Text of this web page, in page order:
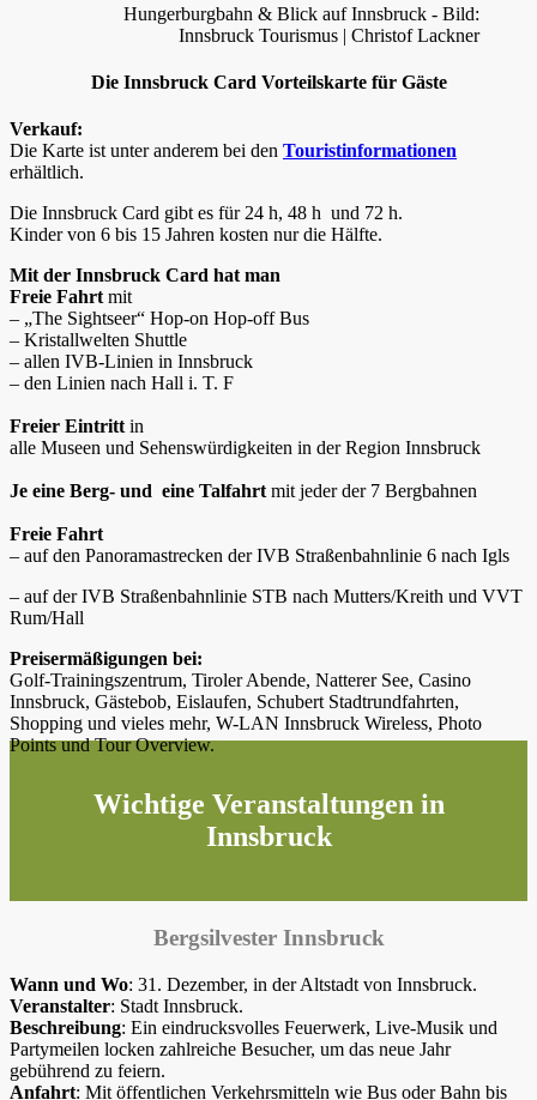
Hungerburgbahn & Blick auf Innsbruck - Bild:
Innsbruck Tourismus | Christof Lackner
Die Innsbruck Card Vorteilskarte für Gäste
Verkauf:
Die Karte ist unter anderem bei den Touristinformationen
erhältlich.
Die Innsbruck Card gibt es für 24 h, 48 h und 72 h.
Kinder von 6 bis 15 Jahren kosten nur die Hälfte.
Mit der Innsbruck Card hat man
Freie Fahrt mit
– „The Sightseer“ Hop-on Hop-off Bus
– Kristallwelten Shuttle
– allen IVB-Linien in Innsbruck
– den Linien nach Hall i. T. F
Freier Eintritt in
alle Museen und Sehenswürdigkeiten in der Region Innsbruck
Je eine Berg- und eine Talfahrt mit jeder der 7 Bergbahnen
Freie Fahrt
– auf den Panoramastrecken der IVB Straßenbahnlinie 6 nach Igls
– auf der IVB Straßenbahnlinie STB nach Mutters/Kreith und VVT
Rum/Hall
Preisermäßigungen bei:
Golf-Trainingszentrum, Tiroler Abende, Natterer See, Casino
Innsbruck, Gästebob, Eislaufen, Schubert Stadtrundfahrten,
Shopping und vieles mehr, W-LAN Innsbruck Wireless, Photo
Points und Tour Overview.
Wichtige Veranstaltungen in
Innsbruck
Bergsilvester Innsbruck
Wann und Wo: 31. Dezember, in der Altstadt von Innsbruck.
Veranstalter: Stadt Innsbruck.
Beschreibung: Ein eindrucksvolles Feuerwerk, Live-Musik und
Partymeilen locken zahlreiche Besucher, um das neue Jahr
gebührend zu feiern.
Anfahrt: Mit öffentlichen Verkehrsmitteln wie Bus oder Bahn bis